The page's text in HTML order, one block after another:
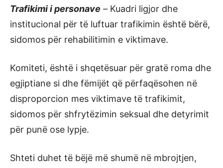
Trafikimi i personave – Kuadri ligjor dhe
institucional për të luftuar trafikimin është bërë,
sidomos për rehabilitimin e viktimave.
Komiteti, është i shqetësuar për gratë roma dhe
egjiptiane si dhe fëmijët që përfaqësohen në
disproporcion mes viktimave të trafikimit,
sidomos për shfrytëzimin seksual dhe detyrimit
për punë ose lypje.
Shteti duhet të bëjë më shumë në mbrojtjen,